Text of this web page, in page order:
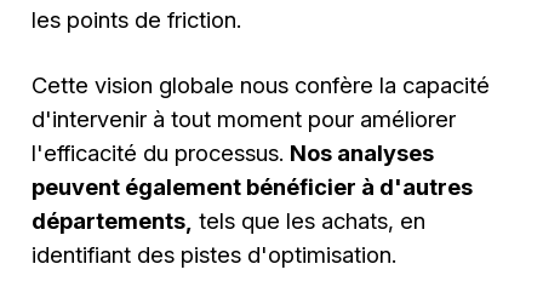
les points de friction.
Cette vision globale nous confère la capacité
d'intervenir à tout moment pour améliorer
l'efficacité du processus. Nos analyses
peuvent également bénéficier à d'autres
départements, tels que les achats, en
identifiant des pistes d'optimisation.